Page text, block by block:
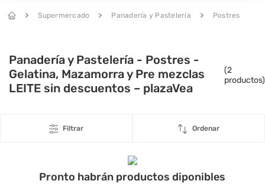
Supermercado Panadería y Pastelería Postres
Panadería y Pastelería - Postres -
Gelatina, Mazamorra y Pre mezclas
LEITE sin descuentos – plazaVea
(2
productos)
Filtrar Ordenar
Pronto habrán productos diponibles